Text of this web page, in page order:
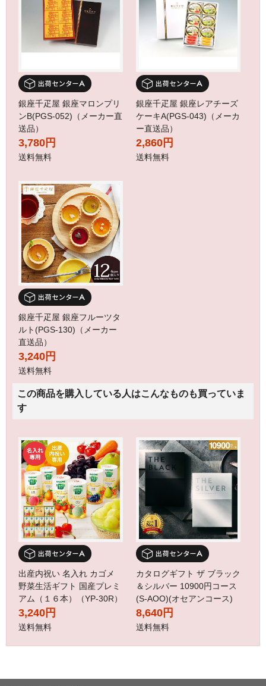
銀座千疋屋 銀座マロンプリ
ンB(PGS-052)（メーカー直
送品）
3,780円
送料無料
銀座千疋屋 銀座レアチーズ
ケーキA(PGS-043)（メーカ
ー直送品）
2,860円
送料無料
銀座千疋屋 銀座フルーツタ
ルト(PGS-130)（メーカー
直送品）
3,240円
送料無料
この商品を購入している人はこんなものも買っていま
す
出産内祝い 名入れ カゴメ
野菜生活ギフト 国産プレミ
アム（１６本）（YP-30R）
3,240円
送料無料
カタログギフト ザ ブラック
＆シルバー 10900円コース
(S-AOO)(オセアンコース)
8,640円
送料無料